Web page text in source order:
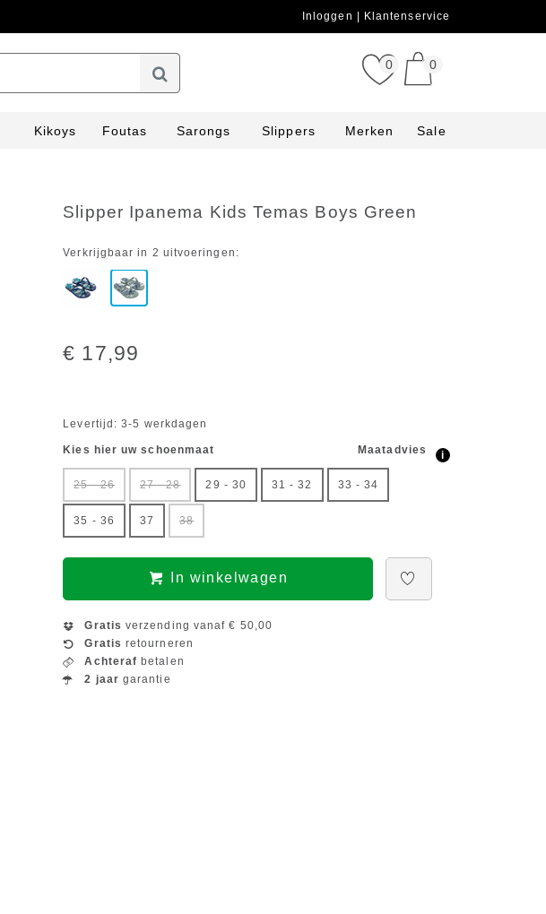
Inloggen Klantenservice
0 0
Kikoys Foutas Sarongs Slippers Merken Sale
Slipper Ipanema Kids Temas Boys Green
Verkrijgbaar in 2 uitvoeringen:
€ 17,99
Levertijd: 3-5 werkdagen
Kies hier uw schoenmaat Maatadvies i
25 - 26 27 - 28 29 - 30 31 - 32 33 - 34
35 - 36 37 38
In winkelwagen
Gratis verzending vanaf € 50,00
Gratis retourneren
Achteraf betalen
2 jaar garantie